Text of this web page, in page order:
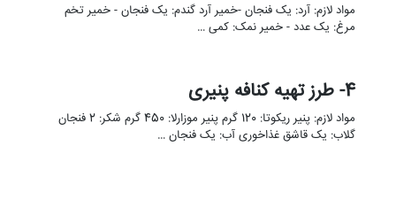
مواد لازم: آرد: یک فنجان -خمیر آرد گندم: یک فنجان - خمیر تخم
مرغ: یک عدد - خمیر نمک: کمی …
4- طرز تهیه کنافه پنیری
مواد لازم: پنیر ریکوتا: 120 گرم پنیر موزارلا: 450 گرم شکر: 2 فنجان
گلاب: یک قاشق غذاخوری آب: یک فنجان …